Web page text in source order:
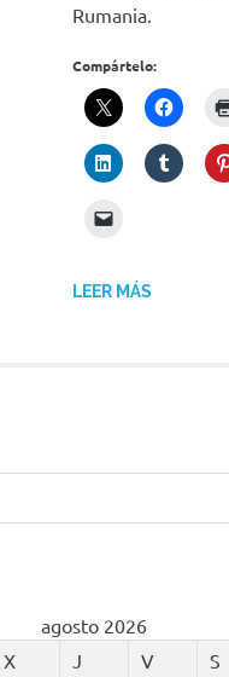
Rumania.
Compártelo:
LEER MÁS
agosto 2026
X J V S